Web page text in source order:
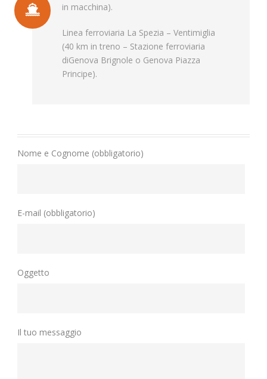
in macchina).
Linea ferroviaria La Spezia – Ventimiglia
(40 km in treno – Stazione ferroviaria
diGenova Brignole o Genova Piazza
Principe).
Nome e Cognome (obbligatorio)
E-mail (obbligatorio)
Oggetto
Il tuo messaggio